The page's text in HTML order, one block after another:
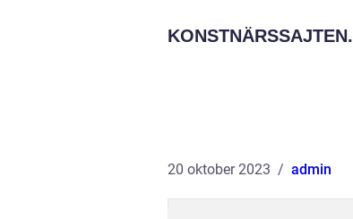
KONSTNÄRSSAJTEN.
20 oktober 2023 admin